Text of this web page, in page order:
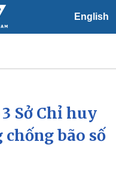
English
24h
báo thời tiết
Sở Chỉ huy
bão số